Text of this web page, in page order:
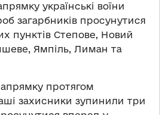
українські воїни
загарбників просунутися
пунктів Степове, Новий
Ямпіль, Лиман та
протягом
захисники зупинили три